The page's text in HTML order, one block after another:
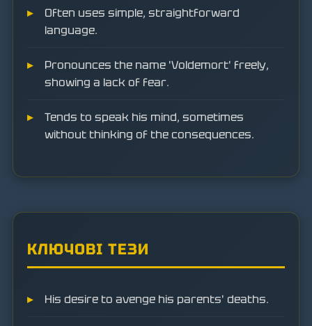
Often uses simple, straightforward
language.
Pronounces the name 'Voldemort' freely,
showing a lack of fear.
Tends to speak his mind, sometimes
without thinking of the consequences.
КЛЮЧОВІ ТЕЗИ
His desire to avenge his parents' deaths.